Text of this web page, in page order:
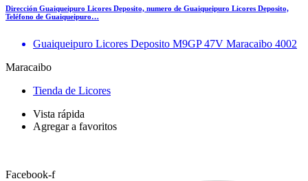
Dirección Guaiqueipuro Licores Deposito, numero de Guaiqueipuro Licores Deposito,
Teléfono de Guaiqueipuro…
Guaiqueipuro Licores Deposito M9GP 47V Maracaibo 4002
Maracaibo
Tienda de Licores
Vista rápida
Agregar a favoritos
Facebook-f